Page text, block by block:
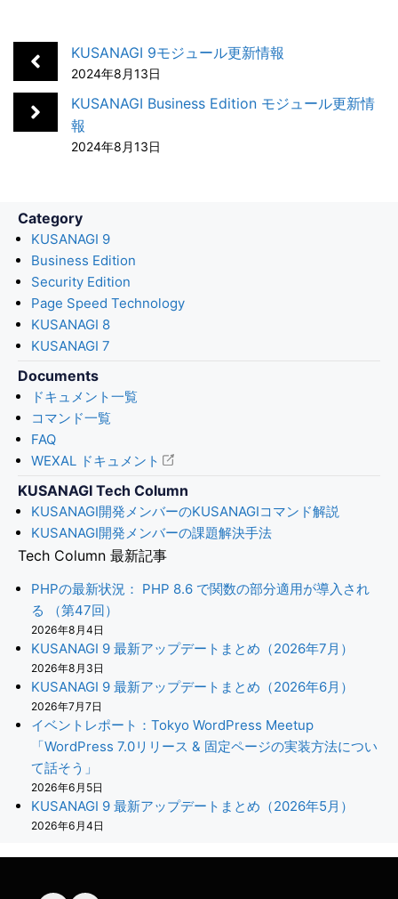
o
e
d
I
n
a
e
l
KUSANAGI 9モジュール更新情報
2024年8月13日
KUSANAGI Business Edition モジュール更新情
報
2024年8月13日
Category
KUSANAGI 9
Business Edition
Security Edition
Page Speed Technology
KUSANAGI 8
KUSANAGI 7
Documents
ドキュメント一覧
コマンド一覧
FAQ
WEXAL ドキュメント
KUSANAGI Tech Column
KUSANAGI開発メンバーのKUSANAGIコマンド解説
KUSANAGI開発メンバーの課題解決手法
Tech Column 最新記事
PHPの最新状況： PHP 8.6 で関数の部分適用が導入され
る （第47回）
2026年8月4日
KUSANAGI 9 最新アップデートまとめ（2026年7月）
2026年8月3日
KUSANAGI 9 最新アップデートまとめ（2026年6月）
2026年7月7日
イベントレポート：Tokyo WordPress Meetup
「WordPress 7.0リリース & 固定ページの実装方法につい
て話そう」
2026年6月5日
KUSANAGI 9 最新アップデートまとめ（2026年5月）
2026年6月4日